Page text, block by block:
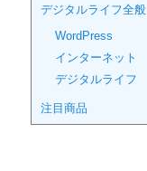
デジタルライフ全般
WordPress
インターネット
デジタルライフ
注目商品